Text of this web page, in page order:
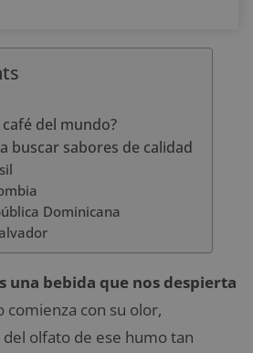
del mundo?
buscar sabores de calidad
Dominicana
una bebida que nos despierta
comienza con su olor,
olfato de ese humo tan